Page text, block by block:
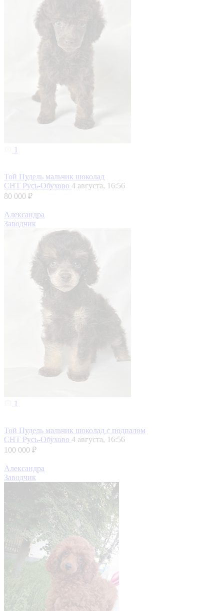
1
Той Пудель мальчик шоколад
СНТ Русь-Обухово 4 августа, 16:56
80 000 ₽
Александра
Заводчик
1
Той Пудель мальчик шоколад с подпалом
СНТ Русь-Обухово 4 августа, 16:56
100 000 ₽
Александра
Заводчик